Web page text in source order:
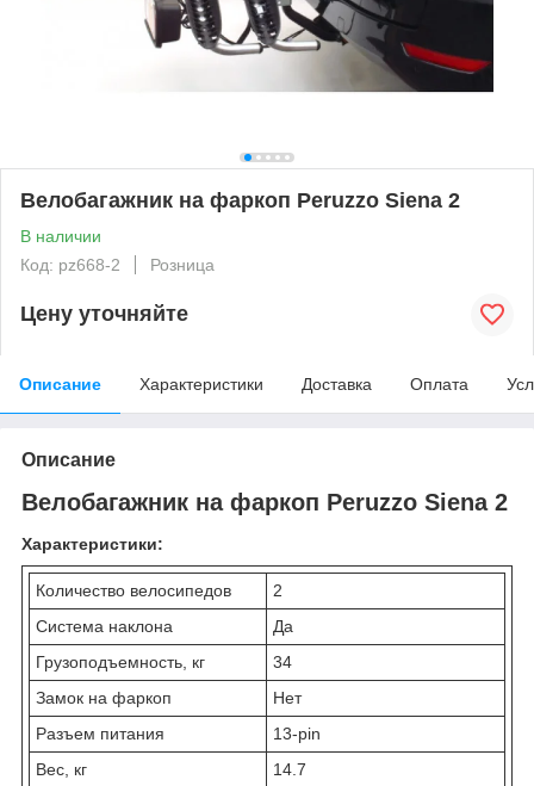
Велобагажник на фаркоп Peruzzo Siena 2
В наличии
Код: pz668-2
Розница
Цену уточняйте
Описание Характеристики Доставка Оплата
Описание
Велобагажник на фаркоп Peruzzo Siena 2
Характеристики:
Количество велосипедов
2
Система наклона
Да
Грузоподъемность, кг
34
Замок на фаркоп
Нет
Разъем питания
13-pin
Вес, кг
14.7